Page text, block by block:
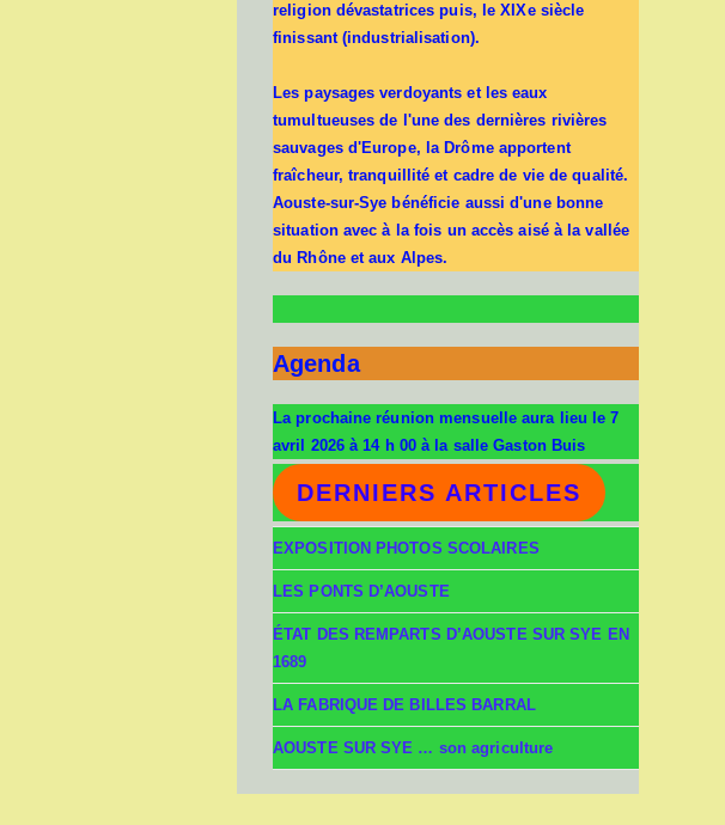
religion dévastatrices puis, le XIXe siècle
finissant (industrialisation).
Les paysages verdoyants et les eaux
tumultueuses de l'une des dernières rivières
sauvages d'Europe, la Drôme apportent
fraîcheur, tranquillité et cadre de vie de qualité.
Aouste-sur-Sye bénéficie aussi d'une bonne
situation avec à la fois un accès aisé à la vallée
du Rhône et aux Alpes.
Agenda
La prochaine réunion mensuelle aura lieu le 7
avril 2026 à 14 h 00 à la salle Gaston Buis
DERNIERS ARTICLES
EXPOSITION PHOTOS SCOLAIRES
LES PONTS D’AOUSTE
ÉTAT DES REMPARTS D’AOUSTE SUR SYE EN
1689
LA FABRIQUE DE BILLES BARRAL
AOUSTE SUR SYE … son agriculture
histoire.patrimoine.aoustois@orange.fr